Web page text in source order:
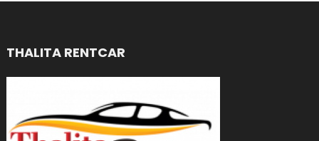
THALITA RENTCAR